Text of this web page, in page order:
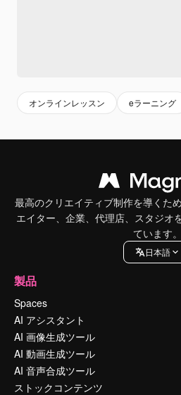
オンラインレッスン eラーニング
最高のクリエイティブ制作を導くた
エイター、企業、代理店、スタジオ
ています。
日本語
製品
Spaces
AI アシスタント
AI 画像生成ツール
AI 動画生成ツール
AI 音声合成ツール
ストックコンテンツ